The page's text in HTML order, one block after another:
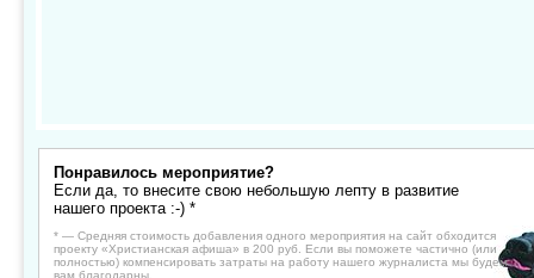
Понравилось мероприятие?
Если да, то внесите свою небольшую лепту в развитие
нашего проекта :-) *
* — Средняя стоимость добавления одного мероприятия на сайт обходится
проекту «Христианская афиша» в 200 руб. Если вы поможете частично (или
полностью) компенсировать затраты на работу нашего журналиста мы будем
вам благодарны.